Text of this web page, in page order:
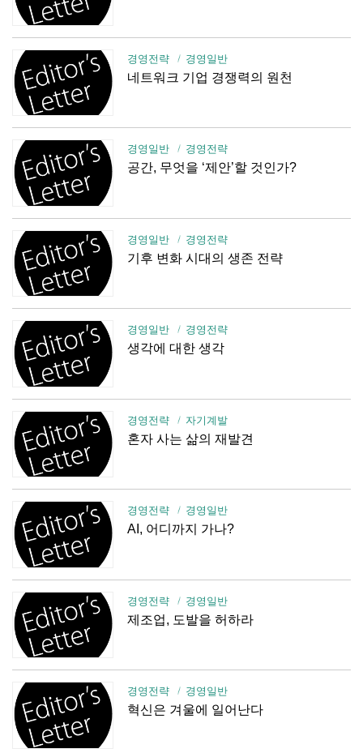
경영전략 경영일반
네트워크 기업 경쟁력의 원천
경영일반 경영전략
공간, 무엇을 ‘제안’할 것인가?
경영일반 경영전략
기후 변화 시대의 생존 전략
경영일반 경영전략
생각에 대한 생각
경영전략 자기계발
혼자 사는 삶의 재발견
경영전략 경영일반
AI, 어디까지 가나?
경영전략 경영일반
제조업, 도발을 허하라
경영전략 경영일반
혁신은 겨울에 일어난다